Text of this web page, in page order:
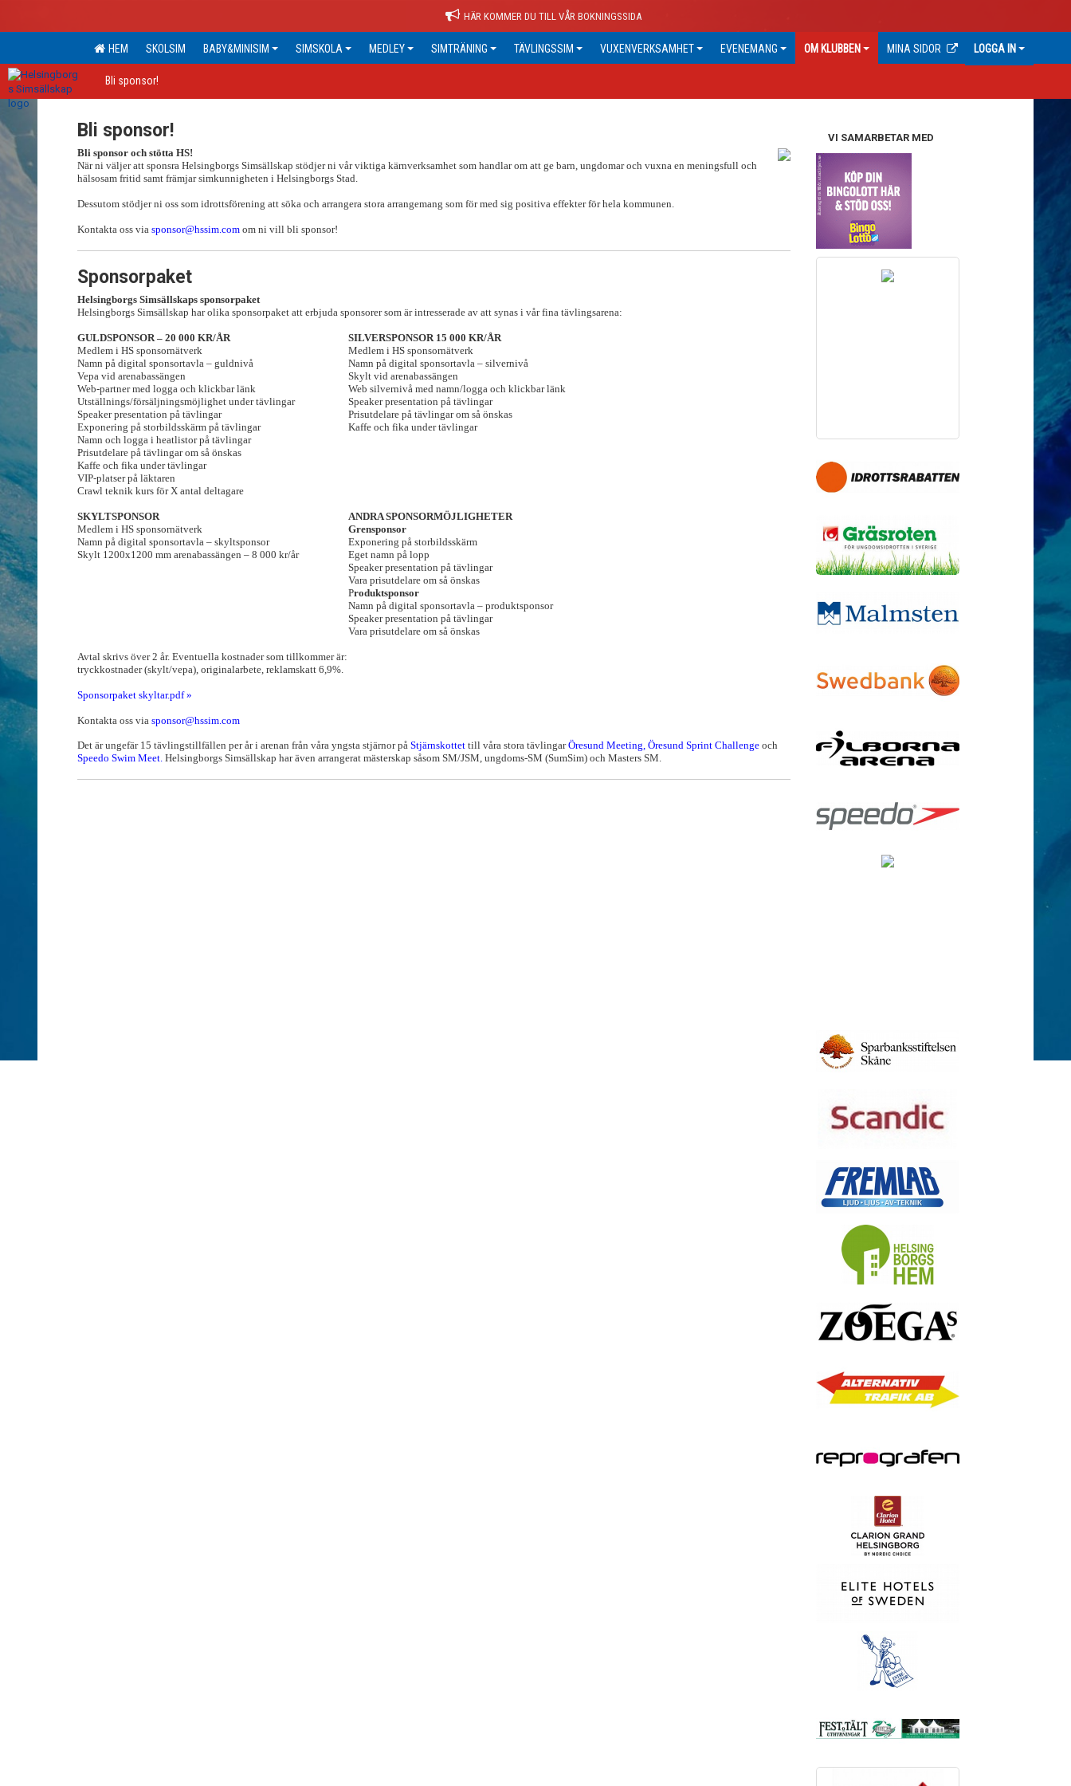
HÄR KOMMER DU TILL VÅR BOKNINGSSIDA
HEM SKOLSIM BABY&MINISIM SIMSKOLA MEDLEY SIMTRÄNING TÄVLINGSSIM VUXENVERKSAMHET EVENEMANG OM KLUBBEN MINA SIDOR LOGGA IN
Bli sponsor!
Bli sponsor!
Bli sponsor och stötta HS!
När ni väljer att sponsra Helsingborgs Simsällskap stödjer ni vår viktiga kärnverksamhet som handlar om att ge barn, ungdomar och vuxna en meningsfull och
hälsosam fritid samt främjar simkunnigheten i Helsingborgs Stad.
Dessutom stödjer ni oss som idrottsförening att söka och arrangera stora arrangemang som för med sig positiva effekter för hela kommunen.
Kontakta oss via sponsor@hssim.com om ni vill bli sponsor!
Sponsorpaket
Helsingborgs Simsällskaps sponsorpaket
Helsingborgs Simsällskap har olika sponsorpaket att erbjuda sponsorer som är intresserade av att synas i vår fina tävlingsarena:
GULDSPONSOR – 20 000 KR/ÅR
SILVERSPONSOR 15 000 KR/ÅR
Medlem i HS sponsornätverk
Namn på digital sponsortavla – guldnivå
Vepa vid arenabassängen
Web-partner med logga och klickbar länk
Utställnings/försäljningsmöjlighet under tävlingar
Speaker presentation på tävlingar
Exponering på storbildsskärm på tävlingar
Namn och logga i heatlistor på tävlingar
Prisutdelare på tävlingar om så önskas
Kaffe och fika under tävlingar
VIP-platser på läktaren
Crawl teknik kurs för X antal deltagare
Medlem i HS sponsornätverk
Namn på digital sponsortavla – silvernivå
Skylt vid arenabassängen
Web silvernivå med namn/logga och klickbar länk
Speaker presentation på tävlingar
Prisutdelare på tävlingar om så önskas
Kaffe och fika under tävlingar
SKYLTSPONSOR
ANDRA SPONSORMÖJLIGHETER
Medlem i HS sponsornätverk
Namn på digital sponsortavla – skyltsponsor
Skylt 1200x1200 mm arenabassängen – 8 000 kr/år
Grensponsor
Exponering på storbildsskärm
Eget namn på lopp
Speaker presentation på tävlingar
Vara prisutdelare om så önskas
Produktsponsor
Namn på digital sponsortavla – produktsponsor
Speaker presentation på tävlingar
Vara prisutdelare om så önskas
Avtal skrivs över 2 år. Eventuella kostnader som tillkommer är:
tryckkostnader (skylt/vepa), originalarbete, reklamskatt 6,9%.
Sponsorpaket skyltar.pdf »
Kontakta oss via sponsor@hssim.com
Det är ungefär 15 tävlingstillfällen per år i arenan från våra yngsta stjärnor på Stjärnskottet till våra stora tävlingarÖresund Meeting, Öresund Sprint Challenge och
Speedo Swim Meet. Helsingborgs Simsällskap har även arrangerat mästerskap såsom SM/JSM, ungdoms-SM (SumSim) och Masters SM.
VI SAMARBETAR MED